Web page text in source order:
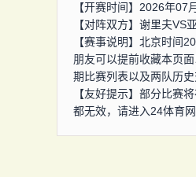
【开赛时间】2026年07
【对阵双方】 谢里夫VS
【赛事说明】北京时间
朋友可以提前收藏本页
期比赛列表以及两队历史
【友好提示】部分比赛
都无效，请进入24体育